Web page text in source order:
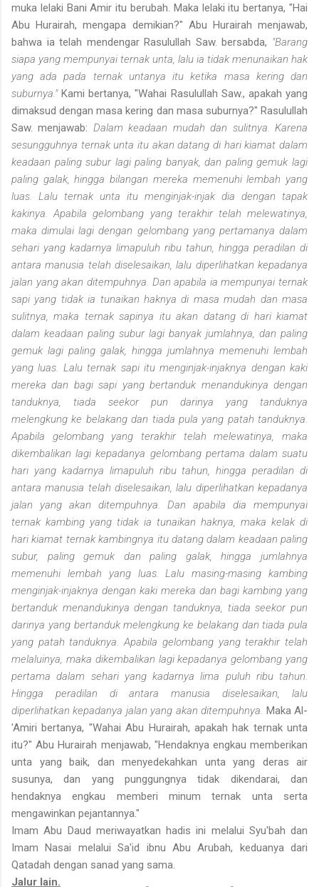
muka lelaki Bani Amir itu berubah. Maka lelaki itu bertanya, "Hai
Abu Hurairah, mengapa demikian?" Abu Hurairah menjawab,
bahwa ia telah mendengar Rasulullah Saw. bersabda, "Barang
siapa yang mempunyai ternak unta, lalu ia tidak menunaikan hak
yang ada pada ternak untanya itu ketika masa kering dan
suburnya."Kami bertanya, "Wahai Rasulullah Saw., apakah yang
dimaksud dengan masa kering dan masa suburnya?" Rasulullah
Saw. menjawab: Dalam keadaan mudah dan sulitnya. Karena
sesungguhnya ternak unta itu akan datang di hari kiamat dalam
keadaan paling subur lagi paling banyak, dan paling gemuk lagi
paling galak, hingga bilangan mereka memenuhi lembah yang
luas. Lalu ternak unta itu menginjak-injak dia dengan tapak
kakinya. Apabila gelombang yang terakhir telah melewatinya,
maka dimulai lagi dengan gelombang yang pertamanya dalam
sehari yang kadarnya limapuluh ribu tahun, hingga peradilan di
antara manusia telah diselesaikan, lalu diperlihatkan kepadanya
jalan yang akan ditempuhnya. Dan apabila ia mempunyai ternak
sapi yang tidak ia tunaikan haknya di masa mudah dan masa
sulitnya, maka ternak sapinya itu akan datang di hari kiamat
dalam keadaan paling subur lagi banyak jumlahnya, dan paling
gemuk lagi paling galak, hingga jumlahnya memenuhi lembah
yang luas. Lalu ternak sapi itu menginjak-injaknya dengan kaki
mereka dan bagi sapi yang bertanduk menandukinya dengan
tanduknya, tiada seekor pun darinya yang tanduknya
melengkung ke belakang dan tiada pula yang patah tanduknya.
Apabila gelombang yang terakhir telah melewatinya, maka
dikembalikan lagi kepadanya gelombang pertama dalam suatu
hari yang kadarnya limapuluh ribu tahun, hingga peradilan di
antara manusia telah diselesaikan, lalu diperlihatkan kepadanya
jalan yang akan ditempuhnya. Dan apabila dia mempunyai
ternak kambing yang tidak ia tunaikan haknya, maka kelak di
hari kiamat ternak kambingnya itu datang dalam keadaan paling
subur, paling gemuk dan paling galak, hingga jumlahnya
memenuhi lembah yang luas. Lalu masing-masing kambing
menginjak-injaknya dengan kaki mereka dan bagi kambing yang
bertanduk menandukinya dengan tanduknya, tiada seekor pun
darinya yang bertanduk melengkung ke belakang dan tiada pula
yang patah tanduknya. Apabila gelombang yang terakhir telah
melaluinya, maka dikembalikan lagi kepadanya gelombang yang
pertama dalam sehari yang kadarnya lima puluh ribu tahun.
Hingga peradilan di antara manusia diselesaikan, lalu
diperlihatkan kepadanya jalan yang akan ditempuhnya. Maka Al-
'Amiri bertanya, "Wahai Abu Hurairah, apakah hak ternak unta
itu?" Abu Hurairah menjawab, "Hendaknya engkau memberikan
unta yang baik, dan menyedekahkan unta yang deras air
susunya, dan yang punggungnya tidak dikendarai, dan
hendaknya engkau memberi minum ternak unta serta
mengawinkan pejantannya."
Imam Abu Daud meriwayatkan hadis ini melalui Syu'bah dan
Imam Nasai melalui Sa'id ibnu Abu Arubah, keduanya dari
Qatadah dengan sanad yang sama.
Jalur lain.